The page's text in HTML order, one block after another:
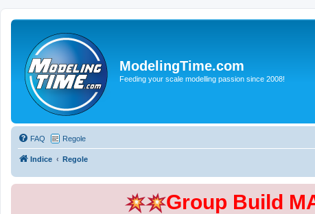
ModelingTime.com
Feeding your scale modelling passion since 2008!
FAQ Regole
Indice Regole
Group Build